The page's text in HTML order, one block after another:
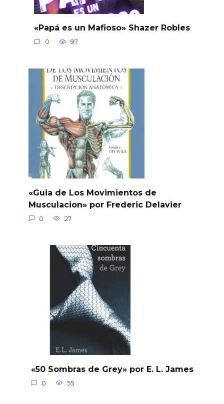
«Papá es un Mafioso» Shazer Robles
0 97
«Guia de Los Movimientos de
Musculacion» por Frederic Delavier
0 27
«50 Sombras de Grey» por E. L. James
0 55